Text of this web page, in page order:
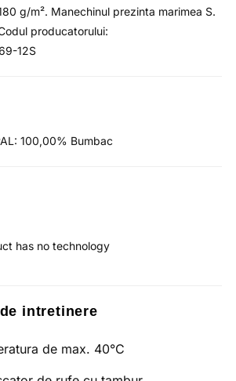
g/m². Manechinul prezinta marimea S.
producatorului:
12S
100,00% Bumbac
has no technology
intretinere
de max. 40°C